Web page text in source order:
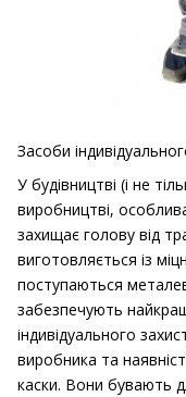
Засоби
У будівництві (і не
виробництві,
захищає голову від
виготовляється із
поступаються
забезпечують
індивідуального
виробника та
каски. Вони бувають